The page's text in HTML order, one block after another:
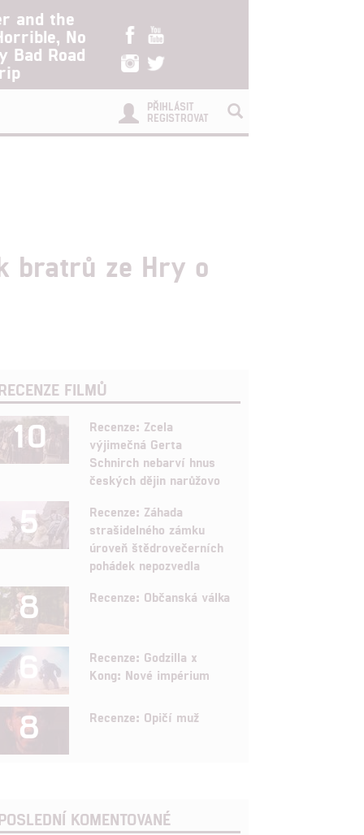
and the
No
Bad Road
PŘIHLÁSIT
REGISTROVAT
bratrů ze Hry o
FILMŮ
10
Recenze: Zcela
výjimečná Gerta
Schnirch nebarví hnus
českých dějin narůžovo
5
Recenze: Záhada
strašidelného zámku
úroveň štědrovečerních
pohádek nepozvedla
8 Recenze: Občanská válka
6
Recenze: Godzilla x
Kong: Nové impérium
8 Recenze: Opičí muž
KOMENTOVANÉ